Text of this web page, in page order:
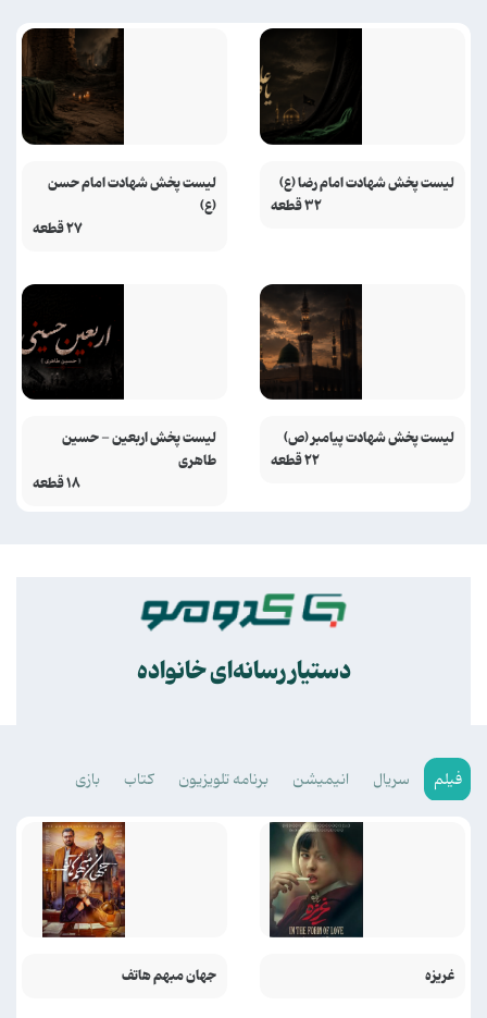
۳۲ قطعه
لیست پخش شهادت امام رضا (ع)
۲۷ قطعه
لیست پخش شهادت امام حسن
(ع)
۲۲ قطعه
لیست پخش شهادت پیامبر (ص)
۱۸ قطعه
لیست پخش اربعین - حسین
طاهری
دستیار رسانه‌ای خانواده
فیلم سریال انیمیشن برنامه تلویزیون کتاب بازی
غریزه جهان مبهم هاتف